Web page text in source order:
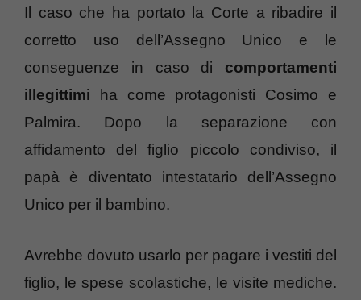
Il caso che ha portato la Corte a ribadire il
corretto uso dell’Assegno Unico e le
conseguenze in caso di comportamenti
illegittimi ha come protagonisti Cosimo e
Palmira. Dopo la separazione con
affidamento del figlio piccolo condiviso, il
papà è diventato intestatario dell’Assegno
Unico per il bambino.
Avrebbe dovuto usarlo per pagare i vestiti del
figlio, le spese scolastiche, le visite mediche.